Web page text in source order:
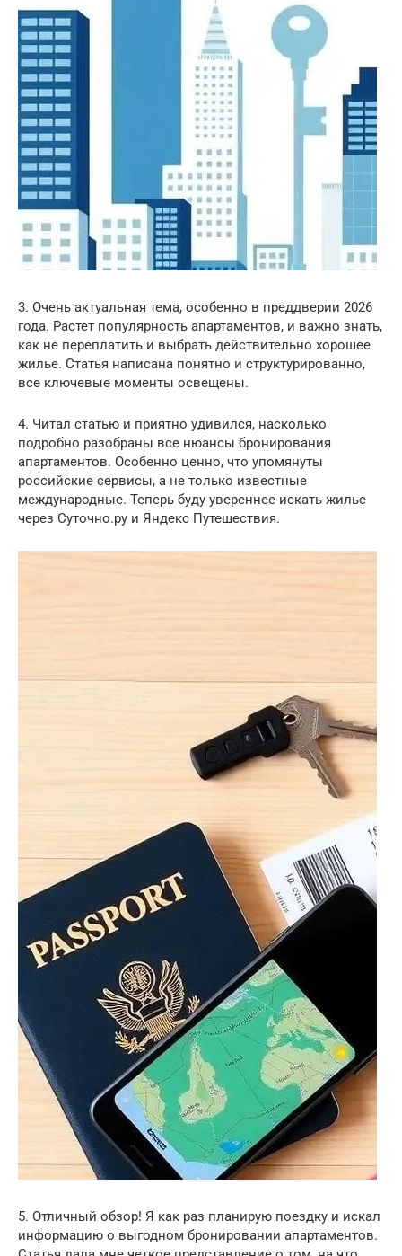
3. Очень актуальная тема, особенно в преддверии 2026
года. Растет популярность апартаментов, и важно знать,
как не переплатить и выбрать действительно хорошее
жилье. Статья написана понятно и структурированно,
все ключевые моменты освещены.
4. Читал статью и приятно удивился, насколько
подробно разобраны все нюансы бронирования
апартаментов. Особенно ценно, что упомянуты
российские сервисы, а не только известные
международные. Теперь буду увереннее искать жилье
через Суточно.ру и Яндекс Путешествия.
5. Отличный обзор! Я как раз планирую поездку и искал
информацию о выгодном бронировании апартаментов.